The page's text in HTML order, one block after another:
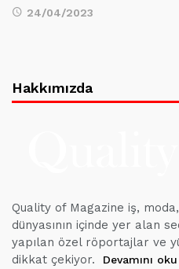
24/04/2023
Hakkımızda
Quality of Magazine iş,
dünyasının içinde yer alan
yapılan özel röportajlar ve
dikkat çekiyor.
Devamını oku